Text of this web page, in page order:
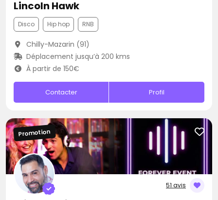
Lincoln Hawk
Disco Hip hop RNB
Chilly-Mazarin (91)
Déplacement jusqu’à 200 kms
À partir de 150€
Contacter Profil
51 avis
Promotion